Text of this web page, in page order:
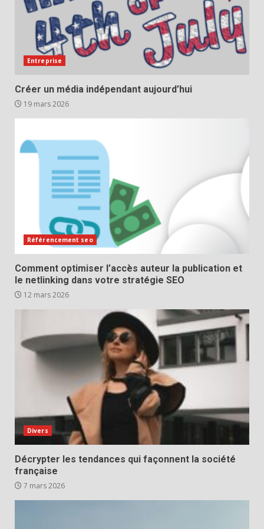
Entreprise
Créer un média indépendant aujourd’hui
19 mars 2026
Référencement seo
Comment optimiser l’accès auteur la publication et
le netlinking dans votre stratégie SEO
12 mars 2026
Divers
Décrypter les tendances qui façonnent la société
française
7 mars 2026